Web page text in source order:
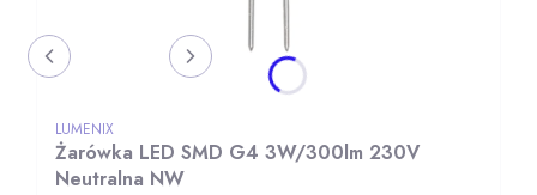
Żarówka LED SMD G4 3W/300lm 230V
Neutralna NW
PRODUCENT
LUMENIX